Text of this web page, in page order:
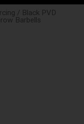
/ Black PVD
Barbells